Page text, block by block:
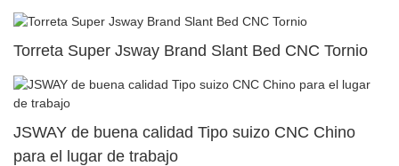
Torreta Super Jsway Brand Slant Bed CNC Tornio
JSWAY de buena calidad Tipo suizo CNC Chino
para el lugar de trabajo